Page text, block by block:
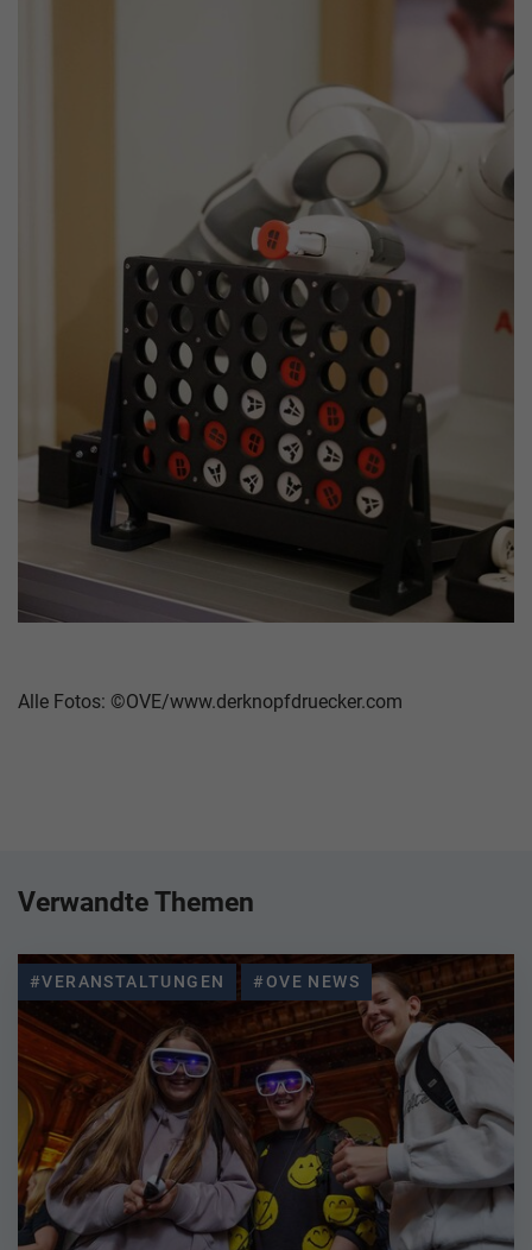
Alle Fotos: ©OVE/www.derknopfdruecker.com
Verwandte Themen
#VERANSTALTUNGEN #OVE NEWS